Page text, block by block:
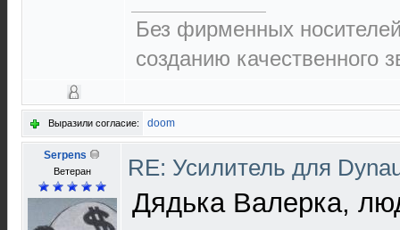
Без фирменных
созданию качественного
Выразили согласие: doom
Serpens
Ветеран RE: Усилитель для
Дядька Валерка,